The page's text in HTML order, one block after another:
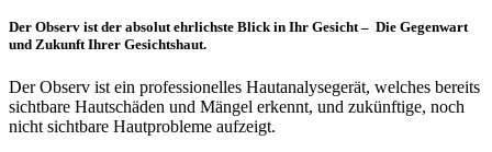
Der Observ ist der absolut ehrlichste Blick in Ihr Gesicht – Die Gegenwart
und Zukunft Ihrer Gesichtshaut.
Der Observ ist ein professionelles Hautanalysegerät, welches bereits
sichtbare Hautschäden und Mängel erkennt, und zukünftige, noch
nicht sichtbare Hautprobleme aufzeigt.